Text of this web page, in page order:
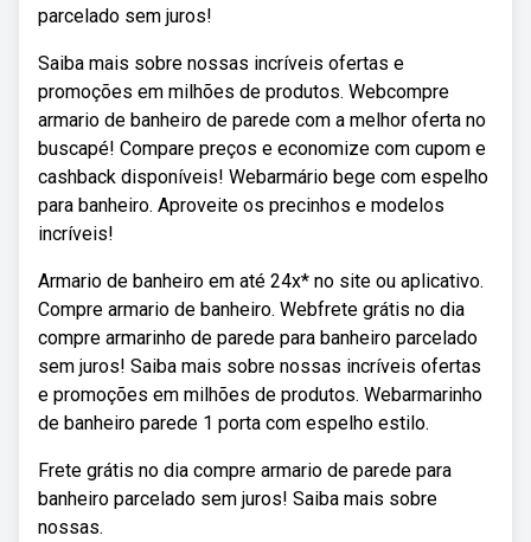
parcelado sem juros!
Saiba mais sobre nossas incríveis ofertas e
promoções em milhões de produtos. Webcompre
armario de banheiro de parede com a melhor oferta no
buscapé! Compare preços e economize com cupom e
cashback disponíveis! Webarmário bege com espelho
para banheiro. Aproveite os precinhos e modelos
incríveis!
Armario de banheiro em até 24x* no site ou aplicativo.
Compre armario de banheiro. Webfrete grátis no dia
compre armarinho de parede para banheiro parcelado
sem juros! Saiba mais sobre nossas incríveis ofertas
e promoções em milhões de produtos. Webarmarinho
de banheiro parede 1 porta com espelho estilo.
Frete grátis no dia compre armario de parede para
banheiro parcelado sem juros! Saiba mais sobre
nossas.